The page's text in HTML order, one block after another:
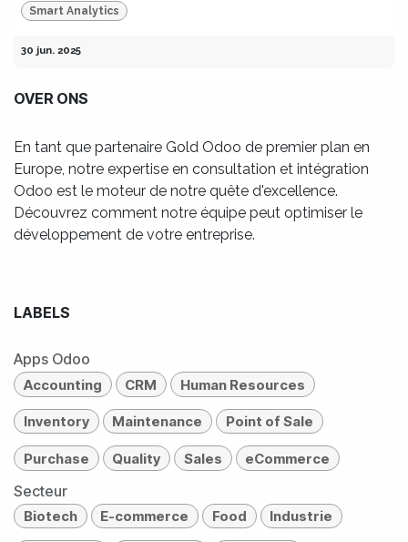
Smart Analytics
30 jun. 2025
OVER ONS
En tant que partenaire Gold Odoo de premier plan en
Europe, notre expertise en consultation et intégration
Odoo est le moteur de notre quête d'excellence.
Découvrez comment notre équipe peut optimiser le
développement de votre entreprise.
LABELS
Apps Odoo
Accounting CRM Human Resources
Inventory Maintenance Point of Sale
Purchase Quality Sales eCommerce
Secteur
Biotech E-commerce Food Industrie